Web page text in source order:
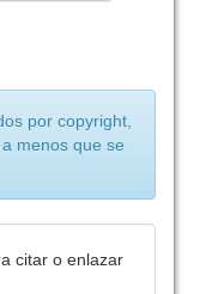
por copyright,
menos que se
citar o enlazar